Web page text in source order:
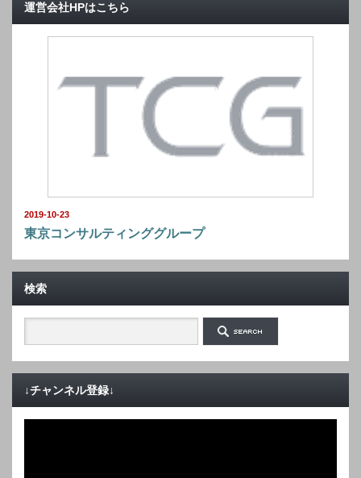
運営会社HPはこちら
2019-10-23
東京コンサルティンググループ
検索
↓チャンネル登録↓